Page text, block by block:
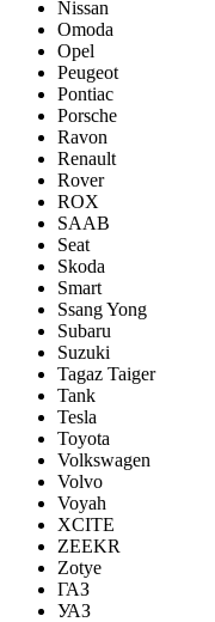
Nissan
Omoda
Opel
Peugeot
Pontiac
Porsсhe
Ravon
Renault
Rover
ROX
SAAB
Seat
Skoda
Smart
Ssang Yong
Subaru
Suzuki
Tagaz Taiger
Tank
Tesla
Toyota
Volkswagen
Volvo
Voyah
XCITE
ZEEKR
Zotye
ГАЗ
УАЗ